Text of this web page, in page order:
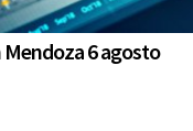
6 agosto